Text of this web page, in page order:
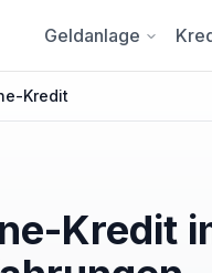
Geldanlage
Kredit
Kredit